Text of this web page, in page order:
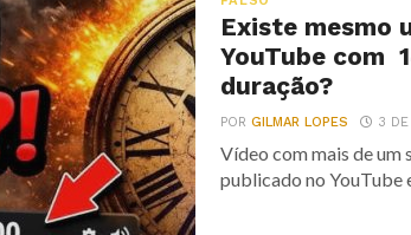
Existe mesmo
YouTube com
duração?
PORGILMAR LOPES 3
Vídeo com mais de um
publicado no YouTube